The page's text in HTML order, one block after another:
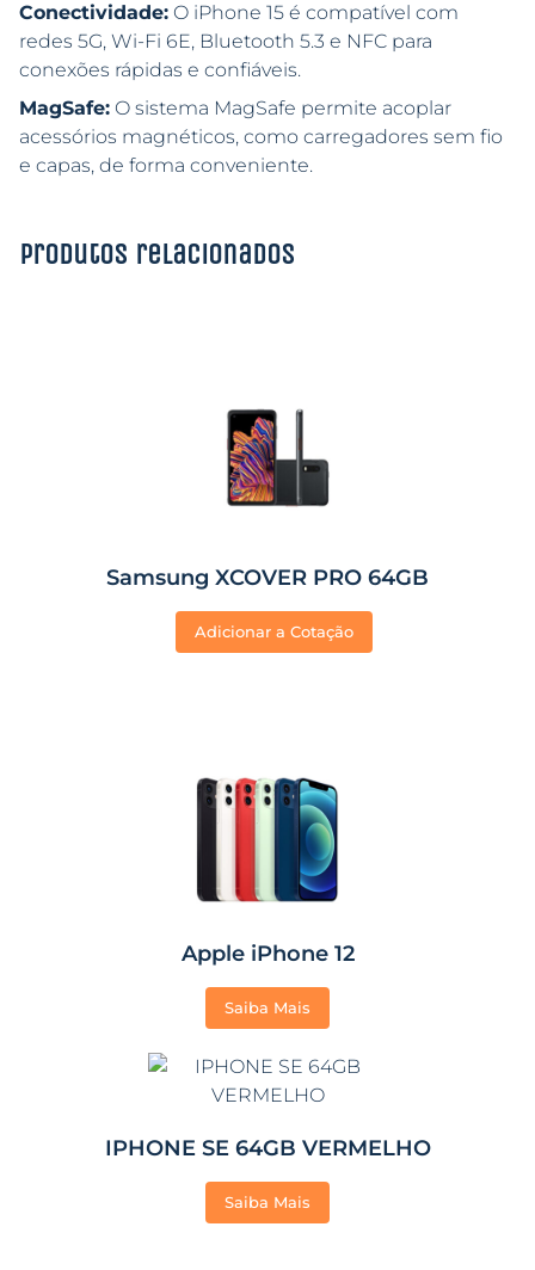
Conectividade: O iPhone 15 é compatível com
redes 5G, Wi-Fi 6E, Bluetooth 5.3 e NFC para
conexões rápidas e confiáveis.
MagSafe: O sistema MagSafe permite acoplar
acessórios magnéticos, como carregadores sem fio
e capas, de forma conveniente.
Produtos relacionados
Samsung XCOVER PRO 64GB
Adicionar a Cotação
Apple iPhone 12
Saiba Mais
IPHONE SE 64GB VERMELHO
Saiba Mais